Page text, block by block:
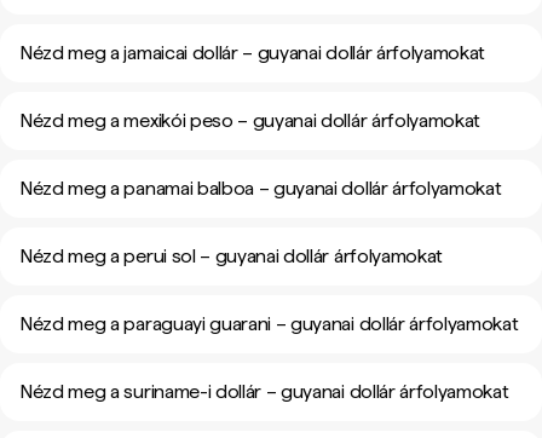
Nézd meg a jamaicai dollár – guyanai dollár árfolyamokat
Nézd meg a mexikói peso – guyanai dollár árfolyamokat
Nézd meg a panamai balboa – guyanai dollár árfolyamokat
Nézd meg a perui sol – guyanai dollár árfolyamokat
Nézd meg a paraguayi guarani – guyanai dollár árfolyamokat
Nézd meg a suriname-i dollár – guyanai dollár árfolyamokat